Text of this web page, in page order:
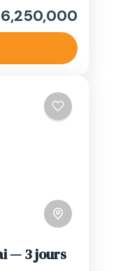
aux îles
deux des
très
— 3 jours